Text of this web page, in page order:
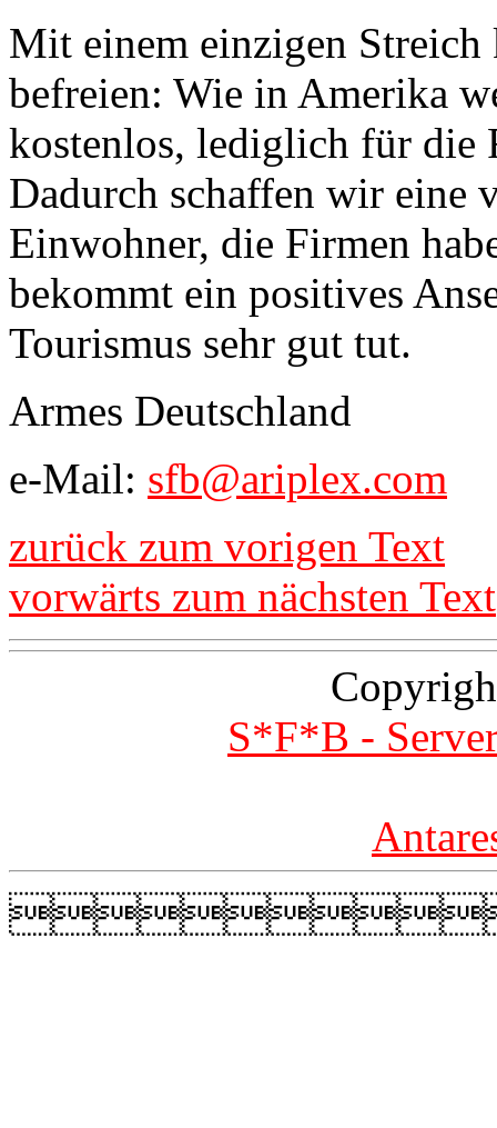
Mit einem einzigen Streich
befreien: Wie in Amerika
kostenlos, lediglich für die
Dadurch schaffen wir eine
Einwohner, die Firmen
bekommt ein positives
Tourismus sehr gut tut.
Armes Deutschland
e-Mail: sfb@ariplex.com
zurück zum vorigen Text
vorwärts zum nächsten Text
S*F*B -